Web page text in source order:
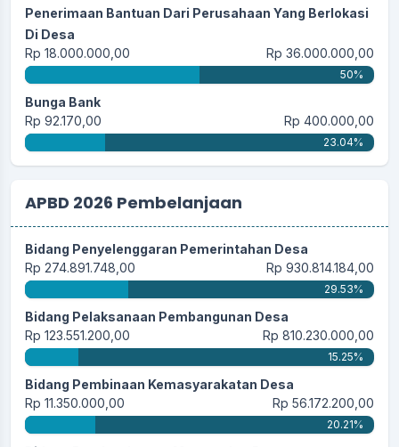
Penerimaan Bantuan Dari Perusahaan Yang Berlokasi
Di Desa
Rp 18.000.000,00
Rp 36.000.000,00
50%
Bunga Bank
Rp 92.170,00
Rp 400.000,00
23.04%
APBD 2026 Pembelanjaan
Bidang Penyelenggaran Pemerintahan Desa
Rp 274.891.748,00
Rp 930.814.184,00
29.53%
Bidang Pelaksanaan Pembangunan Desa
Rp 123.551.200,00
Rp 810.230.000,00
15.25%
Bidang Pembinaan Kemasyarakatan Desa
Rp 11.350.000,00
Rp 56.172.200,00
20.21%